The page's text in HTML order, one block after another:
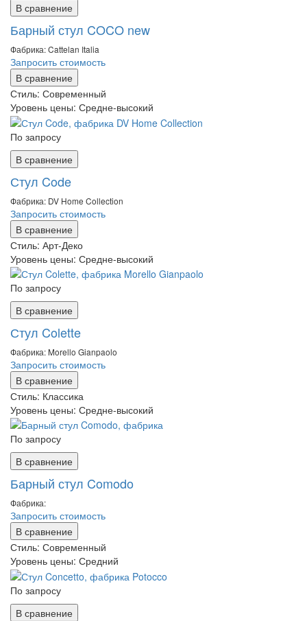
В сравнение
Барный стул COCO new
Фабрика: Cattelan Italia
Запросить стоимость
В сравнение
Стиль: Современный
Уровень цены: Средне-высокий
По запросу
В сравнение
Стул Code
Фабрика: DV Home Collection
Запросить стоимость
В сравнение
Стиль: Арт-Деко
Уровень цены: Средне-высокий
По запросу
В сравнение
Стул Colette
Фабрика: Morello Gianpaolo
Запросить стоимость
В сравнение
Стиль: Классика
Уровень цены: Средне-высокий
По запросу
В сравнение
Барный стул Comodo
Фабрика:
Запросить стоимость
В сравнение
Стиль: Современный
Уровень цены: Средний
По запросу
В сравнение